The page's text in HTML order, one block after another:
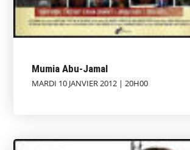
Mumia Abu-Jamal
MARDI 10 JANVIER 2012 | 20H00